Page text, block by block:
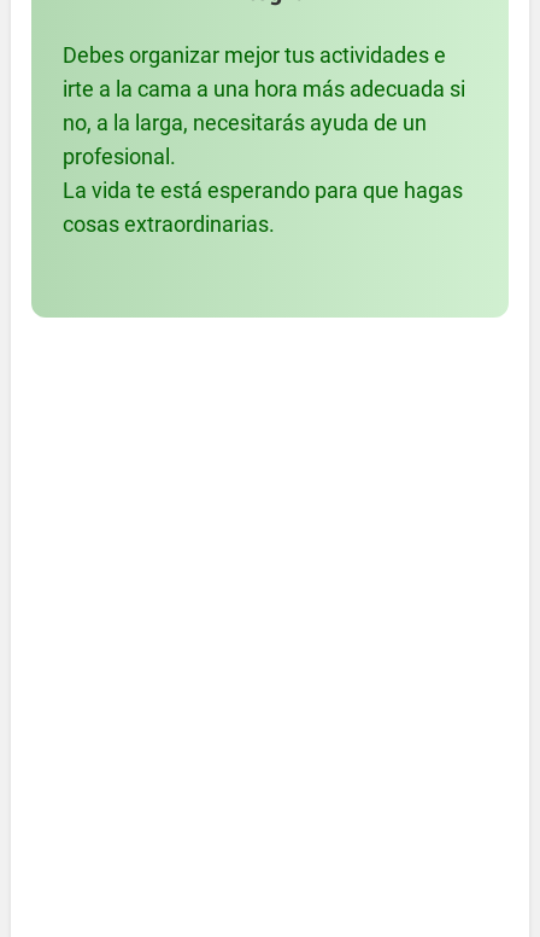
Debes organizar mejor tus actividades e
irte a la cama a una hora más adecuada si
no, a la larga, necesitarás ayuda de un
profesional.
La vida te está esperando para que hagas
cosas extraordinarias.